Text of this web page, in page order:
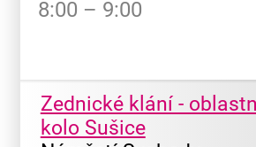
8:00 – 9:00
Zednické klání -
kolo Sušice